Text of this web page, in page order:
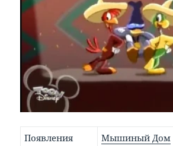
Появления
Мышиный Дом